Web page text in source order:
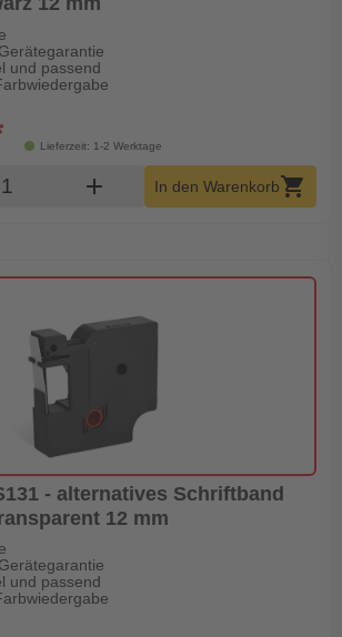
und passend
Lieferzeit: 1-2 Werktage
Warenkorb Menge
add In den Warenkorbshopping_cart
- alternatives Schriftband
12 mm
und passend